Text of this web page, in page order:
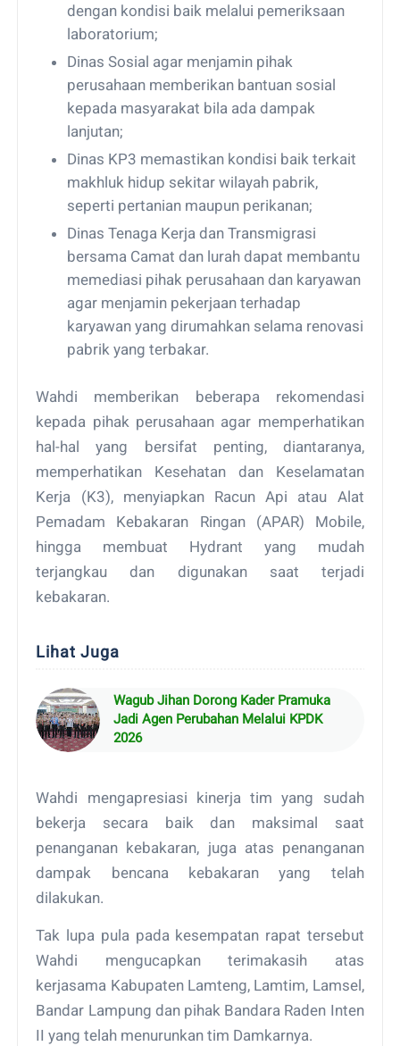
dengan kondisi baik melalui pemeriksaan
laboratorium;
Dinas Sosial agar menjamin pihak
perusahaan memberikan bantuan sosial
kepada masyarakat bila ada dampak
lanjutan;
Dinas KP3 memastikan kondisi baik terkait
makhluk hidup sekitar wilayah pabrik,
seperti pertanian maupun perikanan;
Dinas Tenaga Kerja dan Transmigrasi
bersama Camat dan lurah dapat membantu
memediasi pihak perusahaan dan karyawan
agar menjamin pekerjaan terhadap
karyawan yang dirumahkan selama renovasi
pabrik yang terbakar.
Wahdi memberikan beberapa rekomendasi
kepada pihak perusahaan agar memperhatikan
hal-hal yang bersifat penting, diantaranya,
memperhatikan Kesehatan dan Keselamatan
Kerja (K3), menyiapkan Racun Api atau Alat
Pemadam Kebakaran Ringan (APAR) Mobile,
hingga membuat Hydrant yang mudah
terjangkau dan digunakan saat terjadi
kebakaran.
Lihat Juga
Wagub Jihan Dorong Kader Pramuka
Jadi Agen Perubahan Melalui KPDK
2026
Wahdi mengapresiasi kinerja tim yang sudah
bekerja secara baik dan maksimal saat
penanganan kebakaran, juga atas penanganan
dampak bencana kebakaran yang telah
dilakukan.
Tak lupa pula pada kesempatan rapat tersebut
Wahdi mengucapkan terimakasih atas
kerjasama Kabupaten Lamteng, Lamtim, Lamsel,
Bandar Lampung dan pihak Bandara Raden Inten
II yang telah menurunkan tim Damkarnya.